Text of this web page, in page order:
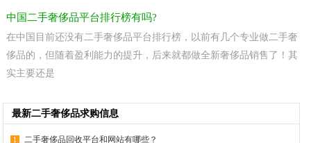
中国二手奢侈品平台排行榜有吗?
在中国目前还没有二手奢侈品平台排行榜，以前有几个专业做二手奢
侈品的，但随着盈利能力的提升，后来就都做全新奢侈品销售了！其
实主要还是
最新二手奢侈品求购信息
二手奢侈品回收平台和网站有哪些？